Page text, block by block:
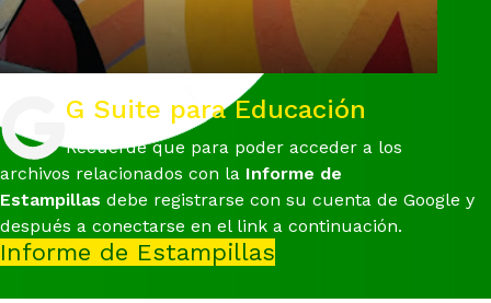
G Suite para Educación
Recuerde que para poder acceder a los
archivos relacionados con la Informe de
Estampillas debe registrarse con su cuenta de Google y
después a conectarse en el link a continuación.
Informe de Estampillas